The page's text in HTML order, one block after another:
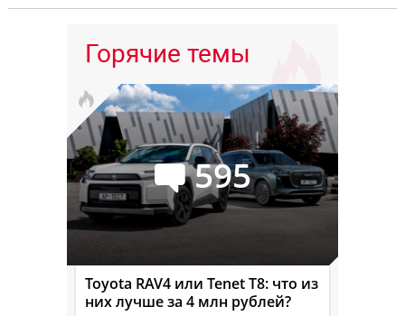
Горячие темы
595
Toyota RAV4 или Tenet T8: что из
них лучше за 4 млн рублей?